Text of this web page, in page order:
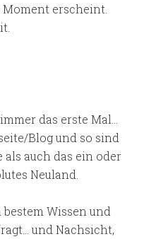
erscheint.
das erste Mal…
Blog und so sind
auch das ein oder
Neuland.
Wissen und
und Nachsicht,